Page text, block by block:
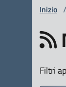
Inizio /
Filtri